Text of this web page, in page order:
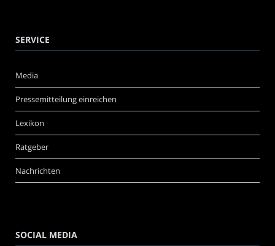
SERVICE
Media
Pressemitteilung einreichen
Lexikon
Ratgeber
Nachrichten
SOCIAL MEDIA